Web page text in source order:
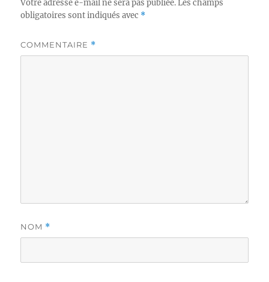
Votre adresse e-mail ne sera pas publiée. Les champs
obligatoires sont indiqués avec *
COMMENTAIRE *
NOM *